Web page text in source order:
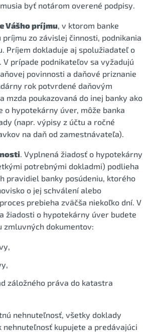
byť notárom overené podpisy.
Vášho príjmu, v ktorom banke
zo závislej činnosti, podnikania
Príjem dokladuje aj spolužiadateľ o
prípade podnikateľov sa vyžadujú
povinnosti a daňové priznanie
rok potvrdené daňovým
mzda poukazovaná do inej banky ako
o hypotekárny úver, môže banka
(napr. výpisy z účtu a ročné
na daň od zamestnávateľa).
. Vyplnená žiadosť o hypotekárny
potrebnými dokladmi) podlieha
pravidiel banky posúdeniu, ktorého
o jej schválení alebo
prebieha zväčša niekoľko dní. V
žiadosti o hypotekárny úver budete
zmluvných dokumentov:
záložného práva do katastra
nehnuteľnosť, všetky doklady
nehnuteľnosť kupujete a predávajúci